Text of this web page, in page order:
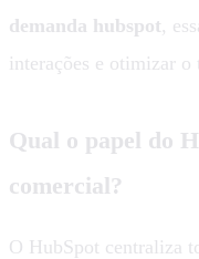
demanda hubspot,
interações e otimizar o
Qual o papel do
comercial?
O HubSpot centraliza